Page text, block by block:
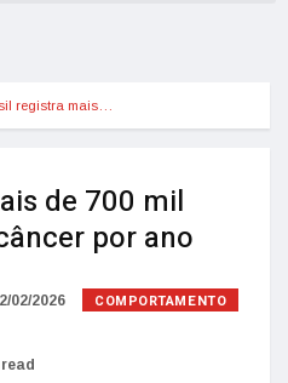
registra mais…
de 700 mil
por ano
02/2026 COMPORTAMENTO